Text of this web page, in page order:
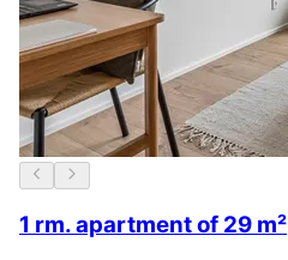
1 rm. apartment of 29 m²